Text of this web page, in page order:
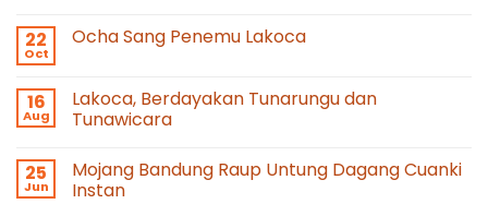
22
Oct
Ocha Sang Penemu Lakoca
16
Aug
Lakoca, Berdayakan Tunarungu dan
Tunawicara
25
Jun
Mojang Bandung Raup Untung Dagang Cuanki
Instan